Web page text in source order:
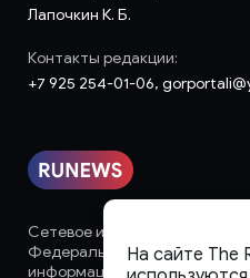
Сетевое издание «runews»
Федеральной службе по
информационных технологий
Лапочкин К. Б.
Контакты редакции:
+7 925 254-01-06,
На сайте The